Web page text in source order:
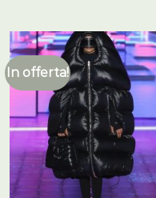
In offerta!